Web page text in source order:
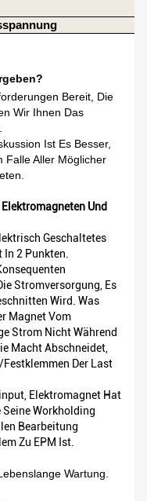
Bereit, Die
Wir Ihnen Das
Ist Es Besser,
Falle Aller Möglicher
Und
Geschaltetes
2 Punkten.
Stromversorgung, Es
Wird. Was
Magnet Vom
Strom Nicht Während
Macht Abschneidet,
Der Last
Elektromagnet Hat
Workholding
Bearbeitung
Zu EPM Ist.
Wartung.